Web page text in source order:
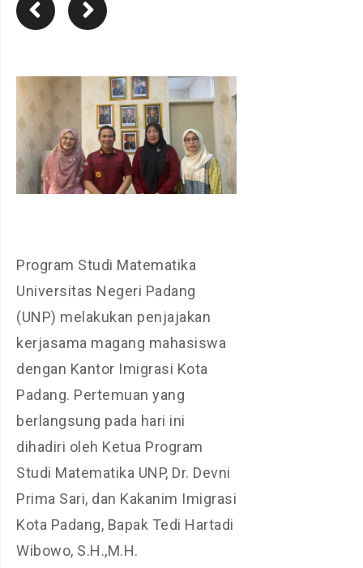
Program Studi Matematika
Universitas Negeri Padang
(UNP) melakukan penjajakan
kerjasama magang mahasiswa
dengan Kantor Imigrasi Kota
Padang. Pertemuan yang
berlangsung pada hari ini
dihadiri oleh Ketua Program
Studi Matematika UNP, Dr. Devni
Prima Sari, dan Kakanim Imigrasi
Kota Padang, Bapak Tedi Hartadi
Wibowo, S.H.,M.H.